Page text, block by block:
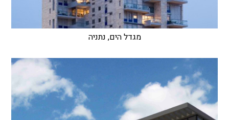
מגדל הים, נתניה